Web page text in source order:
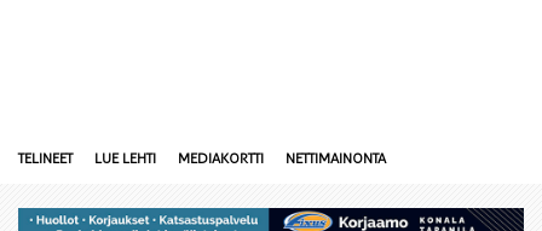
TELINEET LUE LEHTI MEDIAKORTTI NETTIMAINONTA